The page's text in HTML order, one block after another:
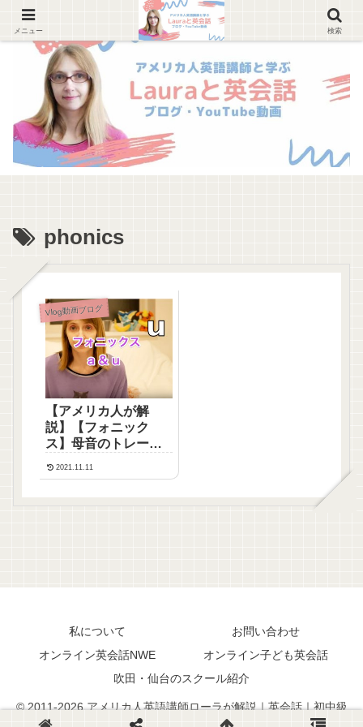
phonics
Vlog動画ブログ
【アメリカ人が解
説】【フォニック
ス】母音のトレーニ
2021.11.11
私について
お問い合わせ
オンライン英会話NWE
オンライン子ども英会話
吹田・仙台のスクール紹介
© 2011-2026 アメリカ人英語講師ローラが解説｜英会話｜初中級
メニュー 検索